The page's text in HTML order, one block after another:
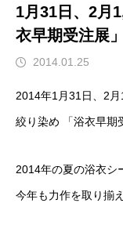
1月31日、2月
衣早期受注展
2014.01.25
2014年1月31日、2
絞り染め 「浴衣早期
2014年の夏の浴衣シ
今年も力作を取り揃